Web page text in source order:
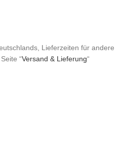
Lieferzeiten für andere
“Versand & Lieferung“